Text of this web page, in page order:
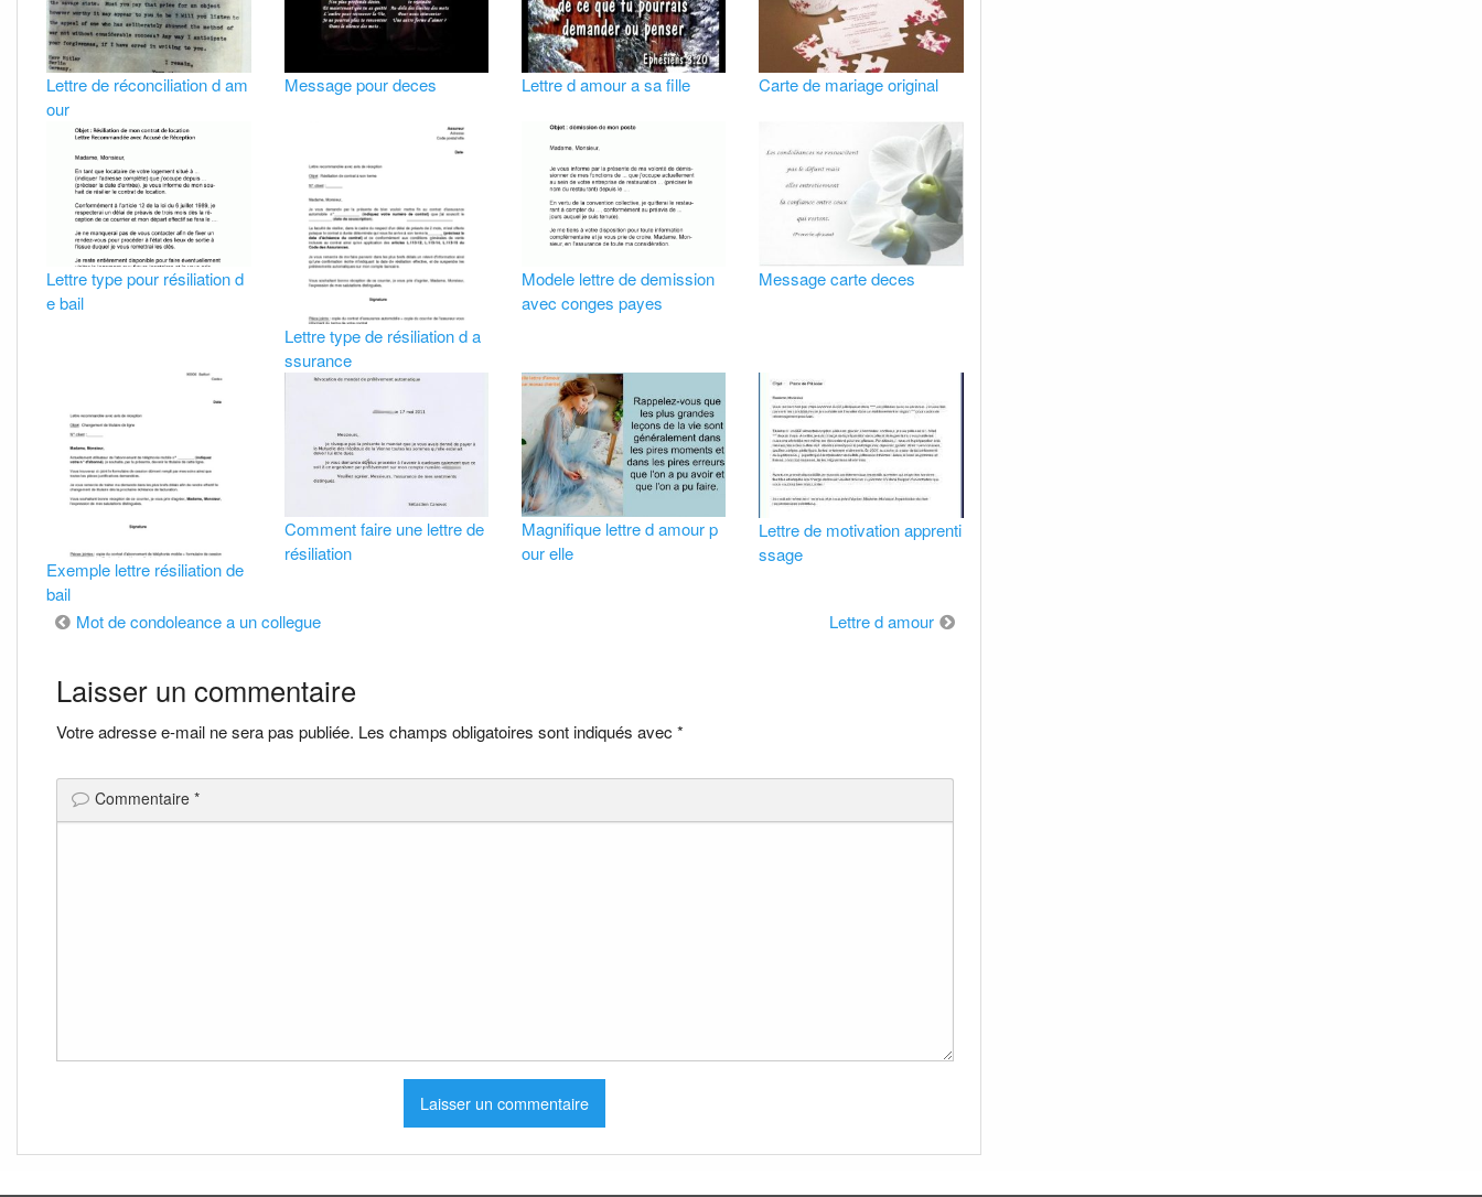
Lettre de réconciliation d am
our
Message pour deces Lettre d amour a sa fille Carte de mariage original
Lettre type pour résiliation d
e bail
Lettre type de résiliation d a
ssurance
Modele lettre de demission
avec conges payes
Message carte deces
Exemple lettre résiliation de
bail
Comment faire une lettre de
résiliation
Magnifique lettre d amour p
our elle
Lettre de motivation apprenti
ssage
Navigation
de
l’article
Mot de condoleance a un collegue Lettre d amour
Laisser un commentaire
Votre adresse e-mail ne sera pas publiée. Les champs obligatoires sont indiqués avec *
Commentaire *